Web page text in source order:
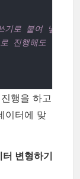
로 붙여 넣는다.
진행해도 된다.
행을 하고
이터에 맞
변형하기